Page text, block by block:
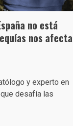
no está
nos
y experto en
desafía las